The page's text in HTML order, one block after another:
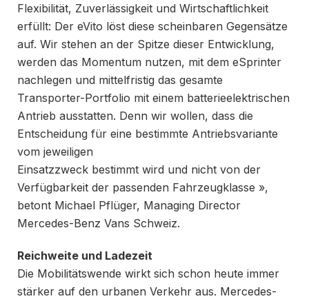
Flexibilität, Zuverlässigkeit und Wirtschaftlichkeit
erfüllt: Der eVito löst diese scheinbaren Gegensätze
auf. Wir stehen an der Spitze dieser Entwicklung,
werden das Momentum nutzen, mit dem eSprinter
nachlegen und mittelfristig das gesamte
Transporter-Portfolio mit einem batterieelektrischen
Antrieb ausstatten. Denn wir wollen, dass die
Entscheidung für eine bestimmte Antriebsvariante
vom jeweiligen
Einsatzzweck bestimmt wird und nicht von der
Verfügbarkeit der passenden Fahrzeugklasse »,
betont Michael Pflüger, Managing Director
Mercedes-Benz Vans Schweiz.
Reichweite und Ladezeit
Die Mobilitätswende wirkt sich schon heute immer
stärker auf den urbanen Verkehr aus. Mercedes-